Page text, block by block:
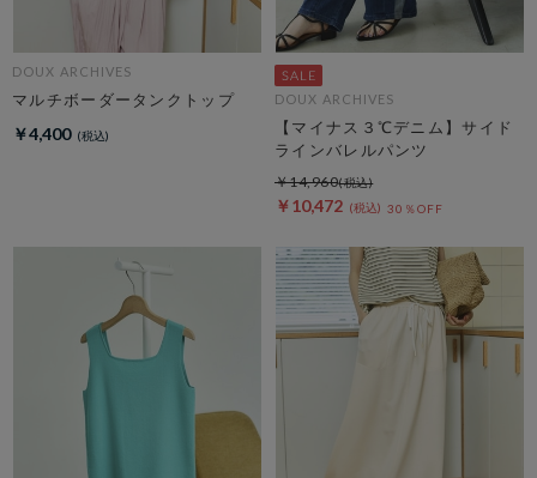
DOUX ARCHIVES
マルチボーダータンクトップ
￥4,400
DOUX ARCHIVES
【マイナス３℃デニム】サイド
ラインバレルパンツ
￥10,472 30％OFF
￥14,960